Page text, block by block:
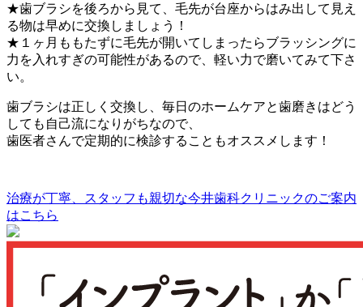
★歯ブラシを後ろから見て、毛先が台座からはみ出して見え
る物は早めに交換しましょう！
★１ヶ月ももたずに毛先が開いてしまったらブラッシングに
力を入れすぎの可能性があるので、軽い力で磨いてみて下さ
い。
歯ブラシは正しく交換し、毎日のホームケアと歯磨きはどう
しても自己流になりがちなので、
歯医者さんで定期的に検診することもオススメします！
治療が丁寧、スタッフも親切な今井歯科クリニックのご案内
はこちら